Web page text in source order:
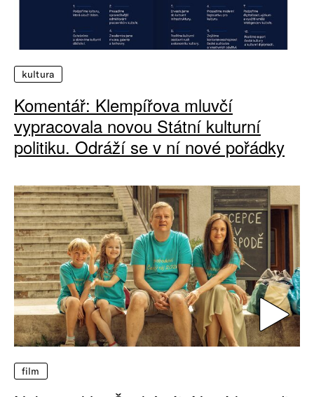
kultura
Komentář: Klempířova mluvčí
vypracovala novou Státní kulturní
politiku. Odráží se v ní nové pořádky
film